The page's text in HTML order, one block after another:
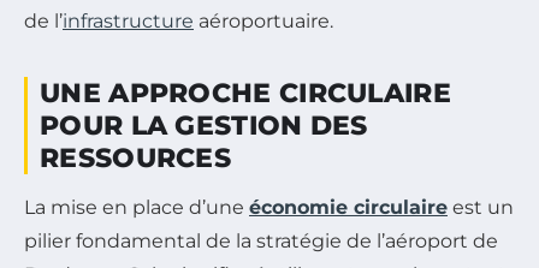
de l’infrastructure aéroportuaire.
UNE APPROCHE CIRCULAIRE
POUR LA GESTION DES
RESSOURCES
La mise en place d’une économie circulaire est un
pilier fondamental de la stratégie de l’aéroport de